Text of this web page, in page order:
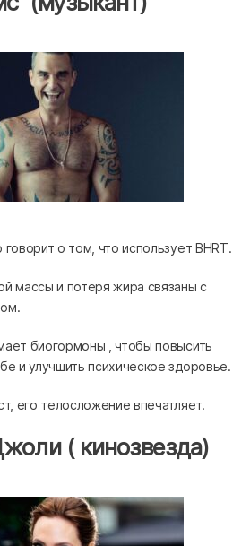
о том, что использует BHRT.
массы и потеря жира связаны с
биогормоны , чтобы повысить
и улучшить психическое здоровье.
его телосложение впечатляет.
( кинозвезда)